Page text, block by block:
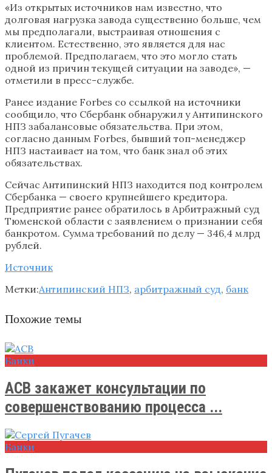
«Из открытых источников нам известно, что
долговая нагрузка завода существенно больше, чем
мы предполагали, выстраивая отношения с
клиентом. Естественно, это является для нас
проблемой. Предполагаем, что это могло стать
одной из причин текущей ситуации на заводе», —
отметили в пресс-службе.
Ранее издание Forbes со ссылкой на источники
сообщило, что Сбербанк обнаружил у Антипинского
НПЗ забалансовые обязательства. При этом,
согласно данным Forbes, бывший топ-менеджер
НПЗ настаивает на том, что банк знал об этих
обязательствах.
Сейчас Антипинский НПЗ находится под контролем
Сбербанка — своего крупнейшего кредитора.
Предприятие ранее обратилось в Арбитражный суд
Тюменской области с заявлением о признании себя
банкротом. Сумма требований по делу — 346,4 млрд
рублей.
Источник
Метки:Антипинский НПЗ, арбитражный суд, банк
Похожие темы
Банки
АСВ закажет консультации по
совершенствованию процесса ...
Банки